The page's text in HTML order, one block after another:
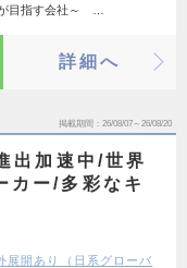
目指す会社～ …
詳細へ
掲載期間 26/08/07～26/08/20
出加速中/世界
カー/多彩なキ
展開あり（日系グローバ